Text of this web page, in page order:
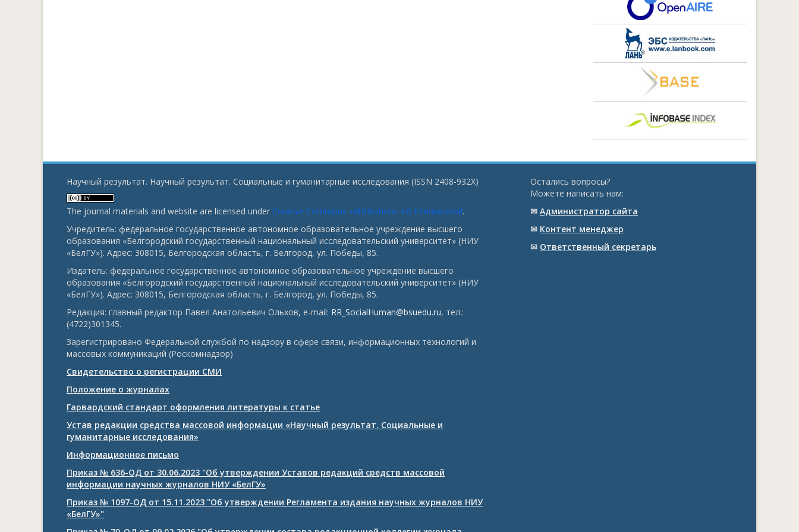
Научный результат. Научный результат. Социальные и гуманитарные исследования (ISSN 2408-932X)
The journal materials and website are licensed under Creative Commons «Attribution» 4.0 International.
Учредитель: федеральное государственное автономное образовательное учреждение высшего
образования «Белгородский государственный национальный исследовательский университет» (НИУ
«БелГУ»). Адрес: 308015, Белгородская область, г. Белгород, ул. Победы, 85.
Издатель: федеральное государственное автономное образовательное учреждение высшего
образования «Белгородский государственный национальный исследовательский университет» (НИУ
«БелГУ»). Адрес: 308015, Белгородская область, г. Белгород, ул. Победы, 85.
Редакция: главный редактор Павел Анатольевич Ольхов, e-mail: RR_SocialHuman@bsuedu.ru, тел.:
(4722)301345.
Зарегистрировано Федеральной службой по надзору в сфере связи, информационных технологий и
массовых коммуникаций (Роскомнадзор)
Свидетельство о регистрации СМИ
Положение о журналах
Гарвардский стандарт оформления литературы к статье
Устав редакции средства массовой информации «Научный результат. Социальные и
гуманитарные исследования»
Информационное письмо
Приказ № 636-ОД от 30.06.2023 "Об утверждении Уставов редакций средств массовой
информации научных журналов НИУ «БелГУ»
Приказ № 1097-ОД от 15.11.2023 "Об утверждении Регламента издания научных журналов НИУ
«БелГУ»"
Остались вопросы?
Можете написать нам:
✉ Администратор сайта
✉ Контент менеджер
✉ Ответственный cекретарь